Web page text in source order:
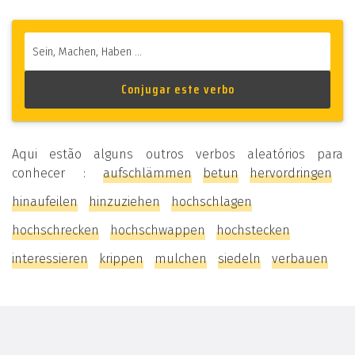
Aqui estão alguns outros verbos aleatórios para
conhecer : aufschlämmen betun
hervordringen
hinaufeilen
hinzuziehen
hochschlagen
hochschrecken
hochschwappen
hochstecken
interessieren
krippen mulchen siedeln verbauen